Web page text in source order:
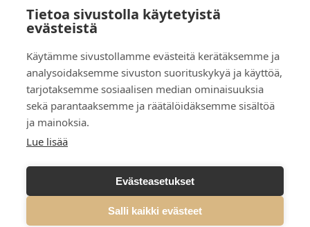
Defence,
Mäkelänkatu 87
00610 Helsinki, Finland
Evästeasetukset
Tietoa sivustolla käytetyistä
evästeistä
Käytämme sivustollamme evästeitä kerätäksemme ja
analysoidaksemme sivuston suorituskykyä ja käyttöä,
tarjotaksemme sosiaalisen median ominaisuuksia
sekä parantaaksemme ja räätälöidäksemme sisältöä
ja mainoksia.
Lue lisää
Evästeasetukset
Salli kaikki evästeet